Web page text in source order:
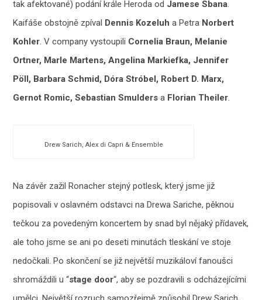
tak afektované) podání krále Heroda od Jamese Sbana.
Kaifáše obstojně zpíval Dennis Kozeluh a Petra Norbert
Kohler. V company vystoupili Cornelia Braun, Melanie
Ortner, Marle Martens, Angelina Markiefka, Jennifer
Pöll, Barbara Schmid, Dóra Stróbel, Robert D. Marx,
Gernot Romic, Sebastian Smulders a Florian Theiler.
Drew Sarich, Alex di Capri & Ensemble
Na závěr zažil Ronacher stejný potlesk, který jsme již
popisovali v oslavném odstavci na Drewa Sariche, pěknou
tečkou za povedeným koncertem by snad byl nějaký přídavek,
ale toho jsme se ani po deseti minutách tleskání ve stoje
nedočkali. Po skončení se již největší muzikáloví fanoušci
shromáždili u “stage door“, aby se pozdravili s odcházejícími